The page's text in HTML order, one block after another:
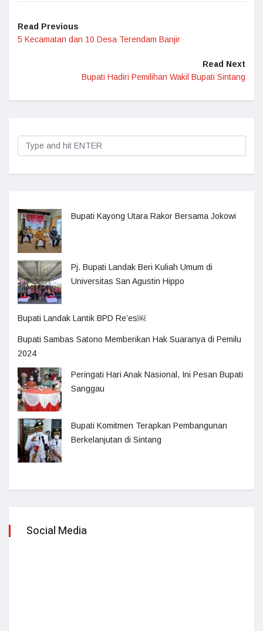
Read Previous
5 Kecamatan dan 10 Desa Terendam Banjir
Read Next
Bupati Hadiri Pemilihan Wakil Bupati Sintang
Bupati Kayong Utara Rakor Bersama Jokowi
Pj. Bupati Landak Beri Kuliah Umum di
Universitas San Agustin Hippo
Bupati Landak Lantik BPD Re’es￼
Bupati Sambas Satono Memberikan Hak Suaranya di Pemilu
2024
Peringati Hari Anak Nasional, Ini Pesan Bupati
Sanggau
Bupati Komitmen Terapkan Pembangunan
Berkelanjutan di Sintang
Social Media